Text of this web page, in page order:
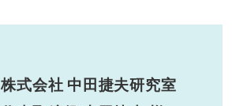
株式会社 中田捷夫研究室